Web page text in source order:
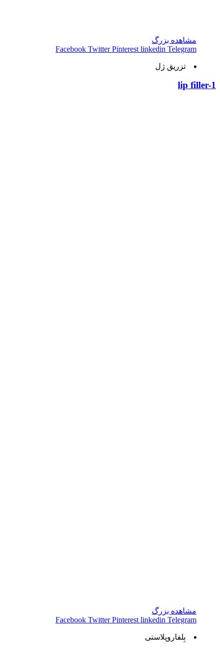
مشاهده بزرگ
Facebook Twitter Pinterest linkedin Telegram
تزریق ژل
lip filler-1
مشاهده بزرگ
Facebook Twitter Pinterest linkedin Telegram
بِلفاروپلاستی